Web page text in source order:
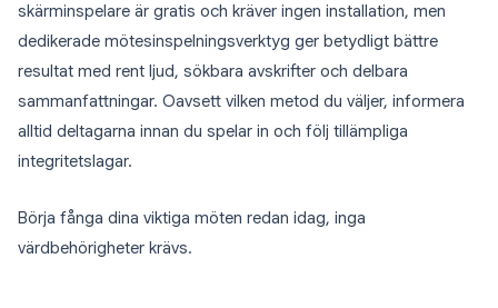
skärminspelare är gratis och kräver ingen installation, men
dedikerade mötesinspelningsverktyg ger betydligt bättre
resultat med rent ljud, sökbara avskrifter och delbara
sammanfattningar. Oavsett vilken metod du väljer, informera
alltid deltagarna innan du spelar in och följ tillämpliga
integritetslagar.
Börja fånga dina viktiga möten redan idag, inga
värdbehörigheter krävs.